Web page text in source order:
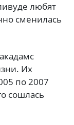
любят
сменилась
Их
по 2007
сошлась